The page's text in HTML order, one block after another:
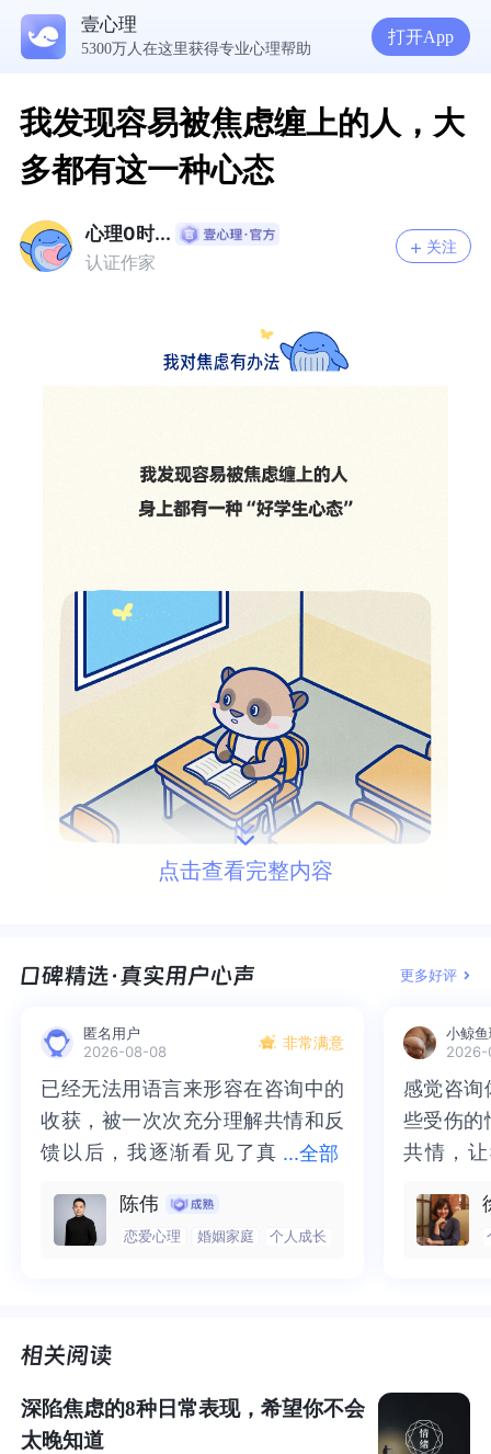
壹心理
5300万人在这里获得专业心理帮助
打开App
我发现容易被焦虑缠上的人，大
多都有这一种心态
心理0时...
认证作家
关注
点击查看完整内容
更多好评
匿名用户
2026-08-08
非常满意
...全部
已经无法用语言来形容在咨询中的
收获，被一次次充分理解共情和反
馈以后，我逐渐看见了真
清晰，也慢慢找回了内在的力量。
虽然不知道还要有多久的路要走，
这里，让我真切的感受到了🙏❤️
已经无法用语言来形容在咨询中的
收获，被一次次充分理解共情和反
馈以后，我逐渐看见了真实的那
也慢慢找回了内在的力量。虽然不
知道还要有多久的路要走，但我很
让我真切的感受到了🙏❤️
陈伟
恋爱心理 婚姻家庭 个人成长
小鲸
感觉咨询
些受伤的
共情，
一部分
而且当
感觉咨询
些受伤的
共情，让
处理的
询师准
深陷焦虑的8种日常表现，希望你不会
太晚知道